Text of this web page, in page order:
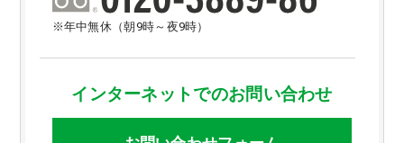
※年中無休（朝9時～夜9時）
インターネットでのお問い合わせ